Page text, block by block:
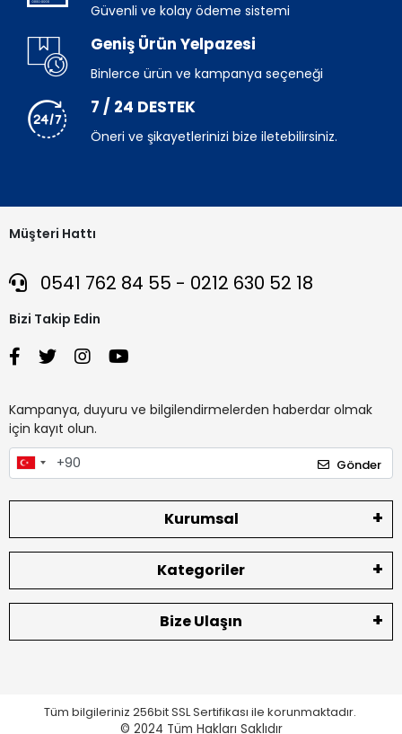
Güvenli ve kolay ödeme sistemi
Geniş Ürün Yelpazesi
Binlerce ürün ve kampanya seçeneği
7 / 24 DESTEK
Öneri ve şikayetlerinizi bize iletebilirsiniz.
Müşteri Hattı
0541 762 84 55 - 0212 630 52 18
Bizi Takip Edin
Kampanya, duyuru ve bilgilendirmelerden haberdar olmak
için kayıt olun.
Gönder
Kurumsal
Kategoriler
Bize Ulaşın
Tüm bilgileriniz 256bit SSL Sertifikası ile korunmaktadır.
© 2024 Tüm Hakları Saklıdır